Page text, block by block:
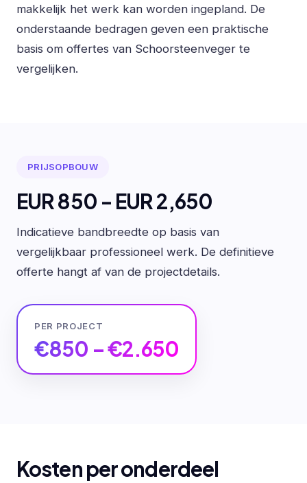
makkelijk het werk kan worden ingepland. De
onderstaande bedragen geven een praktische
basis om offertes van Schoorsteenveger te
vergelijken.
PRIJSOPBOUW
EUR 850 - EUR 2,650
Indicatieve bandbreedte op basis van
vergelijkbaar professioneel werk. De definitieve
offerte hangt af van de projectdetails.
PER PROJECT
€850 – €2.650
Kosten per onderdeel